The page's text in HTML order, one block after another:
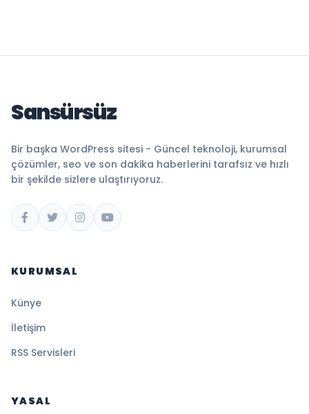
Sansürsüz
Bir başka WordPress sitesi - Güncel teknoloji, kurumsal
çözümler, seo ve son dakika haberlerini tarafsız ve hızlı
bir şekilde sizlere ulaştırıyoruz.
KURUMSAL
Künye
İletişim
RSS Servisleri
YASAL